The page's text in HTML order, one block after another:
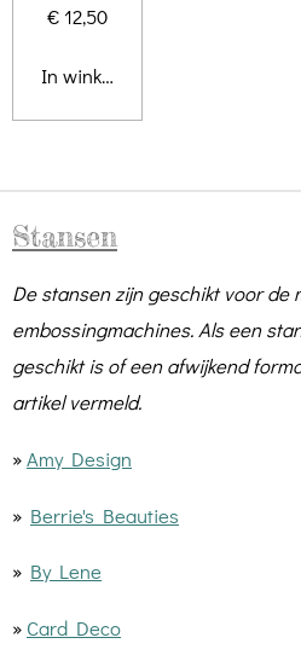
€ 12,50
In winkelwagen
Stansen
De stansen zijn geschikt voor de
embossingmachines. Als een
geschikt is of een afwijkend
artikel vermeld.
»Amy Design
» Berrie's Beauties
» By Lene
» Card Deco